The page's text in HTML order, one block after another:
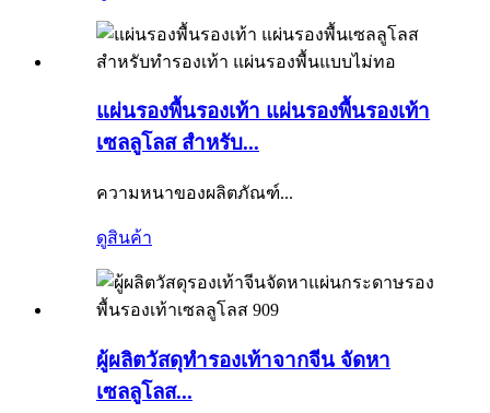
แผ่นรองพื้นรองเท้า แผ่นรองพื้นรองเท้า
เซลลูโลส สำหรับ...
ความหนาของผลิตภัณฑ์...
ดูสินค้า
ผู้ผลิตวัสดุทำรองเท้าจากจีน จัดหา
เซลลูโลส...